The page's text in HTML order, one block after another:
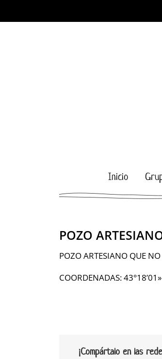
Inicio
POZO
POZO ARTESIANO QUE
COORDENADAS:
¡Compártalo en las